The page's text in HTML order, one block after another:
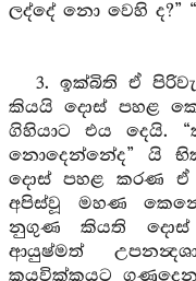
ලද්දේ නො වෙහි ද?”
3. ඉක්බිති ඒ
කියයි දොස් පහළ
ගිහියාට එය දෙයි.
නොදෙන්නේද” යි
දොස් පහළ කරණ ඒ
අපිස්වූ මහණ
නුගුණ කියති දොස්
ආයුෂ්මත්
කයවික්කයට